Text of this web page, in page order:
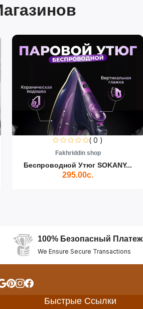
( 0 )
Fakhriddin shop
Беспроводной Утюг SOKANY...
295.00с.
100% Безопасный Платеж
We Ensure Secure Transactions
Быстрые Ссылки